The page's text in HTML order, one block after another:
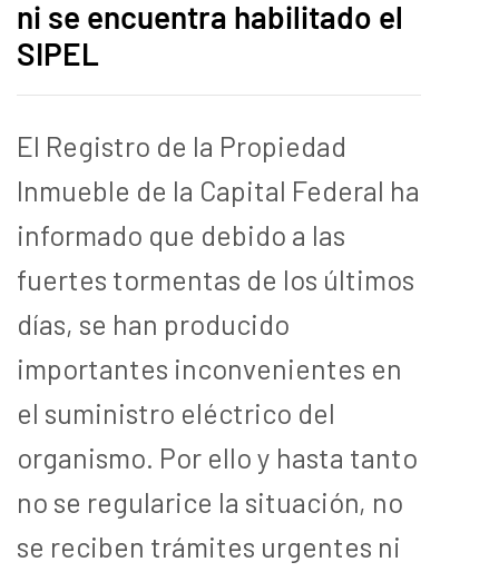
ni se encuentra habilitado el
SIPEL
El Registro de la Propiedad
Inmueble de la Capital Federal ha
informado que debido a las
fuertes tormentas de los últimos
días, se han producido
importantes inconvenientes en
el suministro eléctrico del
organismo. Por ello y hasta tanto
no se regularice la situación, no
se reciben trámites urgentes ni